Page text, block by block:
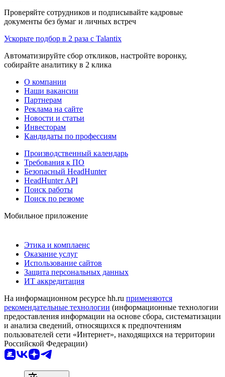
Проверяйте сотрудников и подписывайте кадровые
документы без бумаг и личных встреч
Ускорьте подбор в 2 раза с Talantix
Автоматизируйте сбор откликов, настройте воронку,
собирайте аналитику в 2 клика
О компании
Наши вакансии
Партнерам
Реклама на сайте
Новости и статьи
Инвесторам
Кандидаты по профессиям
Производственный календарь
Требования к ПО
Безопасный HeadHunter
HeadHunter API
Поиск работы
Поиск по резюме
Мобильное приложение
Этика и комплаенс
Оказание услуг
Использование сайтов
Защита персональных данных
ИТ аккредитация
На информационном ресурсе hh.ru применяются
рекомендательные технологии (информационные технологии
предоставления информации на основе сбора, систематизации
и анализа сведений, относящихся к предпочтениям
пользователей сети «Интернет», находящихся на территории
Российской Федерации)